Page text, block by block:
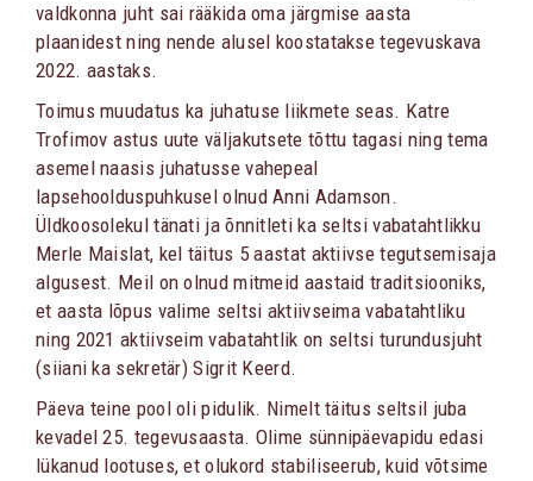
valdkonna juht sai rääkida oma järgmise aasta
plaanidest ning nende alusel koostatakse tegevuskava
2022. aastaks.
Toimus muudatus ka juhatuse liikmete seas. Katre
Trofimov astus uute väljakutsete tõttu tagasi ning tema
asemel naasis juhatusse vahepeal
lapsehoolduspuhkusel olnud Anni Adamson.
Üldkoosolekul tänati ja õnnitleti ka seltsi vabatahtlikku
Merle Maislat, kel täitus 5 aastat aktiivse tegutsemisaja
algusest. Meil on olnud mitmeid aastaid traditsiooniks,
et aasta lõpus valime seltsi aktiivseima vabatahtliku
ning 2021 aktiivseim vabatahtlik on seltsi turundusjuht
(siiani ka sekretär) Sigrit Keerd.
Päeva teine pool oli pidulik. Nimelt täitus seltsil juba
kevadel 25. tegevusaasta. Olime sünnipäevapidu edasi
lükanud lootuses, et olukord stabiliseerub, kuid võtsime